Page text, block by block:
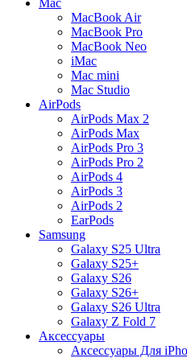
Mac
MacBook Air
MacBook Pro
MacBook Neo
iMac
Mac mini
Mac Studio
AirPods
AirPods Max 2
AirPods Max
AirPods Pro 3
AirPods Pro 2
AirPods 4
AirPods 3
AirPods 2
EarPods
Samsung
Galaxy S25 Ultra
Galaxy S25+
Galaxy S26
Galaxy S26+
Galaxy S26 Ultra
Galaxy Z Fold 7
Аксессуары
Аксессуары Для